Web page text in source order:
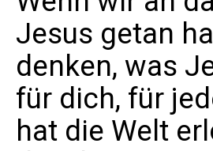
Jesus getan
denken, was
für dich, für
hat die Welt